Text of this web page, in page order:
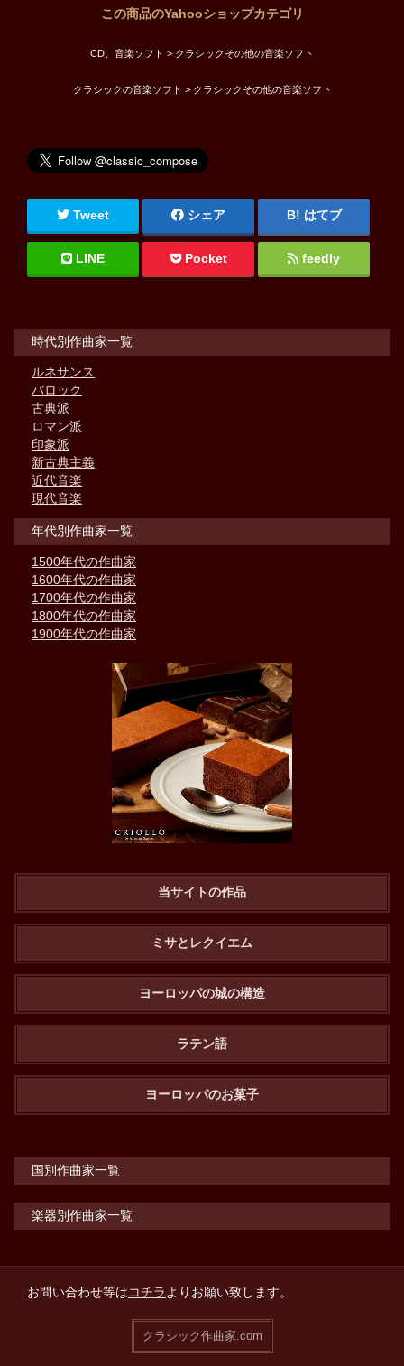
この商品のYahooショップカテゴリ
CD、音楽ソフト > クラシックその他の音楽ソフト
クラシックの音楽ソフト > クラシックその他の音楽ソフト
Tweet シェア はてブ
LINE Pocket feedly
時代別作曲家一覧
ルネサンス
バロック
古典派
ロマン派
印象派
新古典主義
近代音楽
現代音楽
年代別作曲家一覧
1500年代の作曲家
1600年代の作曲家
1700年代の作曲家
1800年代の作曲家
1900年代の作曲家
当サイトの作品
ミサとレクイエム
ヨーロッパの城の構造
ラテン語
ヨーロッパのお菓子
国別作曲家一覧
楽器別作曲家一覧
お問い合わせ等はコチラよりお願い致します。
クラシック作曲家.com